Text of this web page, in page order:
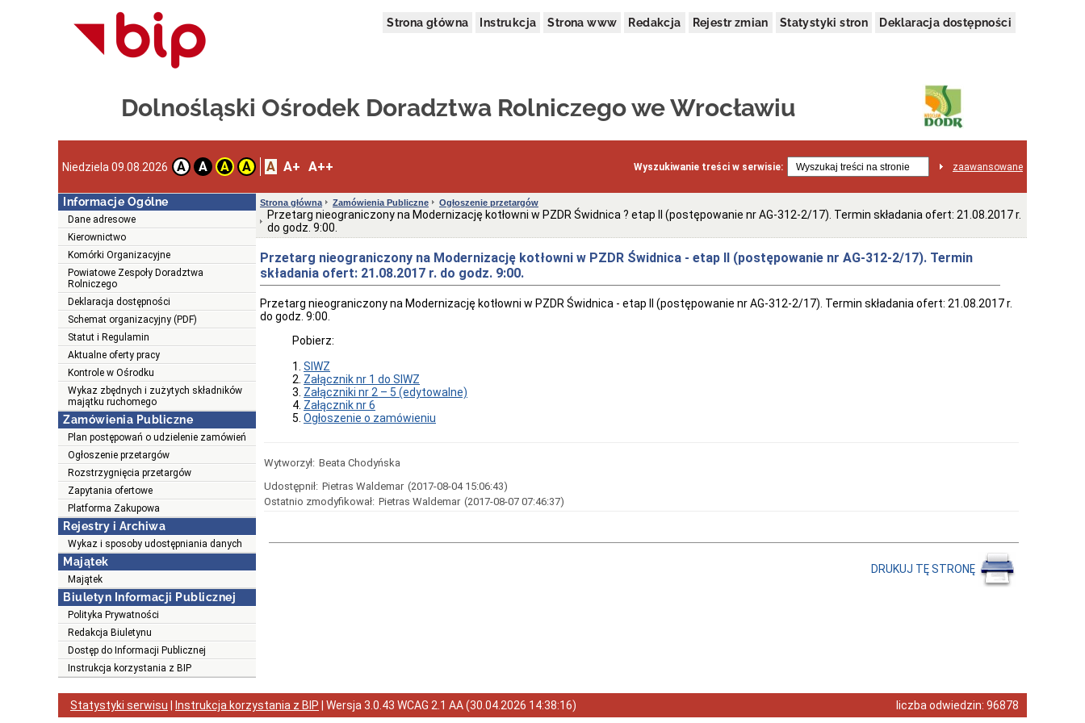
Strona główna Instrukcja Strona www Redakcja Rejestr zmian Statystyki stron Deklaracja dostępności
Dolnośląski Ośrodek Doradztwa Rolniczego we Wrocławiu
Niedziela 09.08.2026 A A A A A A+ A++ Wyszukiwanie treści w serwisie: zaawansowane
Informacje Ogólne
Dane adresowe
Kierownictwo
Komórki Organizacyjne
Powiatowe Zespoły Doradztwa
Rolniczego
Deklaracja dostępności
Schemat organizacyjny (PDF)
Statut i Regulamin
Aktualne oferty pracy
Kontrole w Ośrodku
Wykaz zbędnych i zużytych składników
majątku ruchomego
Zamówienia Publiczne
Plan postępowań o udzielenie zamówień
Ogłoszenie przetargów
Rozstrzygnięcia przetargów
Zapytania ofertowe
Platforma Zakupowa
Rejestry i Archiwa
Wykaz i sposoby udostępniania danych
Majątek
Majątek
Biuletyn Informacji Publicznej
Polityka Prywatności
Redakcja Biuletynu
Dostęp do Informacji Publicznej
Instrukcja korzystania z BIP
Strona główna Zamówienia Publiczne Ogłoszenie przetargów
Przetarg nieograniczony na Modernizację kotłowni w PZDR Świdnica ? etap II (postępowanie nr AG-312-2/17). Termin składania ofert: 21.08.2017 r.
do godz. 9:00.
Przetarg nieograniczony na Modernizację kotłowni w PZDR Świdnica - etap II (postępowanie nr AG-312-2/17). Termin
składania ofert: 21.08.2017 r. do godz. 9:00.
Przetarg nieograniczony na Modernizację kotłowni w PZDR Świdnica - etap II (postępowanie nr AG-312-2/17). Termin składania ofert: 21.08.2017 r.
do godz. 9:00.
Pobierz:
1. SIWZ
2. Załącznik nr 1 do SIWZ
3. Załączniki nr 2 – 5 (edytowalne)
4. Załącznik nr 6
5. Ogłoszenie o zamówieniu
Wytworzył: Beata Chodyńska
Udostępnił: Pietras Waldemar (2017-08-04 15:06:43)
Ostatnio zmodyfikował: Pietras Waldemar (2017-08-07 07:46:37)
DRUKUJ TĘ STRONĘ
Statystyki serwisu Instrukcja korzystania z BIP | Wersja 3.0.43 WCAG 2.1 AA(30.04.2026 14:38:16) liczba odwiedzin: 96878